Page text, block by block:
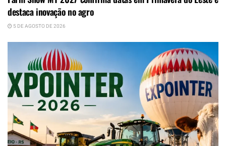
destaca inovação no agro
5 DE AGOSTO DE 2026